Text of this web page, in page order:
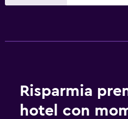
Risparmia
hotel con